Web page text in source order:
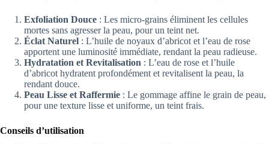
Exfoliation Douce : Les micro-grains éliminent les cellules
mortes sans agresser la peau, pour un teint net.
Éclat Naturel : L’huile de noyaux d’abricot et l’eau de rose
apportent une luminosité immédiate, rendant la peau radieuse.
Hydratation et Revitalisation : L’eau de rose et l’huile
d’abricot hydratent profondément et revitalisent la peau, la
rendant douce.
Peau Lisse et Raffermie : Le gommage affine le grain de peau,
pour une texture lisse et uniforme, un teint frais.
Conseils d’utilisation